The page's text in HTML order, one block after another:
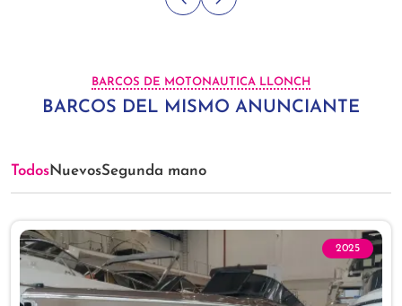
BARCOS DE MOTONAUTICA LLONCH
BARCOS DEL MISMO ANUNCIANTE
TodosNuevosSegunda mano
2025